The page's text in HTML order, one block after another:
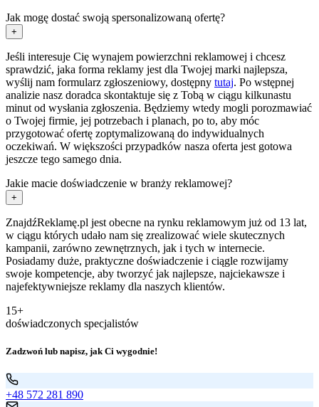
Jak mogę dostać swoją spersonalizowaną ofertę?
+
Jeśli interesuje Cię wynajem powierzchni reklamowej i chcesz
sprawdzić, jaka forma reklamy jest dla Twojej marki najlepsza,
wyślij nam formularz zgłoszeniowy, dostępny tutaj. Po wstępnej
analizie nasz doradca skontaktuje się z Tobą w ciągu kilkunastu
minut od wysłania zgłoszenia. Będziemy wtedy mogli porozmawiać
o Twojej firmie, jej potrzebach i planach, po to, aby móc
przygotować ofertę zoptymalizowaną do indywidualnych
oczekiwań. W większości przypadków nasza oferta jest gotowa
jeszcze tego samego dnia.
Jakie macie doświadczenie w branży reklamowej?
+
ZnajdźReklamę.pl jest obecne na rynku reklamowym już od 13 lat,
w ciągu których udało nam się zrealizować wiele skutecznych
kampanii, zarówno zewnętrznych, jak i tych w internecie.
Posiadamy duże, praktyczne doświadczenie i ciągle rozwijamy
swoje kompetencje, aby tworzyć jak najlepsze, najciekawsze i
najefektywniejsze reklamy dla naszych klientów.
15+
doświadczonych specjalistów
Zadzwoń lub napisz, jak Ci wygodnie!
+48 572 281 890